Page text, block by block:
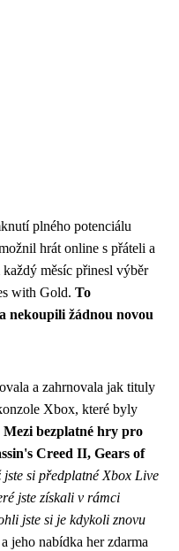
plného potenciálu
hrát online s přáteli a
každý měsíc přinesl výběr
with Gold. To
nekoupili žádnou novou
a zahrnovala jak tituly
Xbox, které byly
Mezi bezplatné hry pro
Creed II, Gears of
jste si předplatné Xbox Live
jste získali v rámci
jste si je kdykoli znovu
jeho nabídka her zdarma